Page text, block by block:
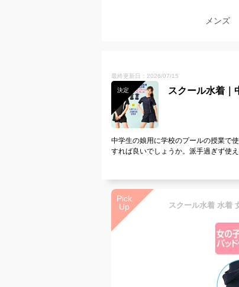
メンズ
最終更新日：2026/07/15
決定 スクール水着｜
中学生の娘用に学校のプールの授業で
すれば良いでしょうか。派手過ぎず使
Pick
Up